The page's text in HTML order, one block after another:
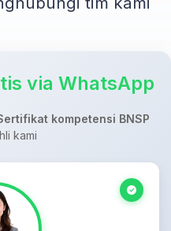
via WhatsApp
kompetensi BNSP
kami